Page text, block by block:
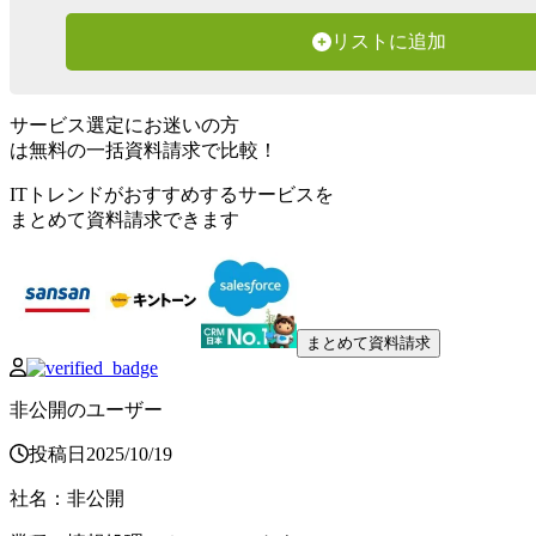
リストに追加
サービス選定にお迷いの方
は無料の一括資料請求で比較！
ITトレンドがおすすめするサービスを
まとめて資料請求できます
まとめて資料請求
非公開のユーザー
投稿日 2025/10/19
社名 ： 非公開